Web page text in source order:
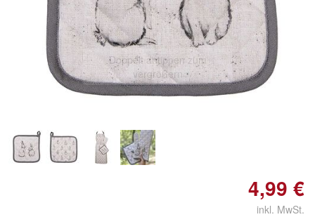
Doppelt antippen zum
vergrößern
4,99 €
inkl. MwSt.